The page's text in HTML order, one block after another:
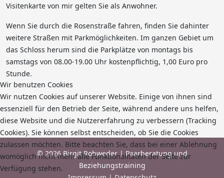
Visitenkarte von mir gelten Sie als Anwohner.
Wenn Sie durch die Rosenstraße fahren, finden Sie dahinter
weitere Straßen mit Parkmöglichkeiten. Im ganzen Gebiet um
das Schloss herum sind die Parkplätze von montags bis
samstags von 08.00-19.00 Uhr kostenpflichtig, 1,00 Euro pro
Stunde.
© 2026 Birgit Rohweder | Paarberatung und
Beziehungstraining
Wir benutzen Cookies
Wir nutzen Cookies auf unserer Website. Einige von ihnen sind
essenziell für den Betrieb der Seite, während andere uns helfen,
diese Website und die Nutzererfahrung zu verbessern (Tracking
Cookies). Sie können selbst entscheiden, ob Sie die Cookies
zulassen möchten. Bitte beachten Sie, dass bei einer Ablehnung
womöglich nicht mehr alle Funktionalitäten der Seite zur
Verfügung stehen.